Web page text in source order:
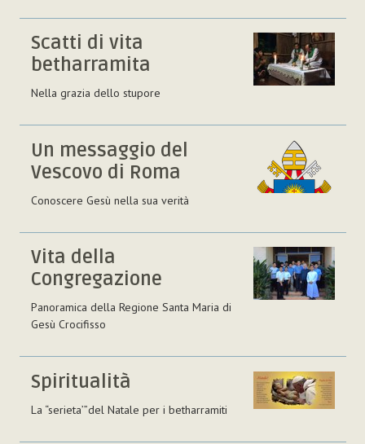
Scatti di vita
betharramita
Nella grazia dello stupore
Un messaggio del
Vescovo di Roma
Conoscere Gesù nella sua verità
Vita della
Congregazione
Panoramica della Regione Santa Maria di
Gesù Crocifisso
Spiritualità
La “serieta’”del Natale per i betharramiti